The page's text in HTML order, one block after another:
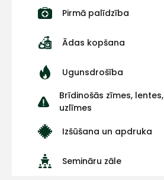
Pirmā palīdzība
Ādas kopšana
Ugunsdrošība
Brīdinošās zīmes, lentes,
uzlīmes
Izšūšana un apdruka
Semināru zāle